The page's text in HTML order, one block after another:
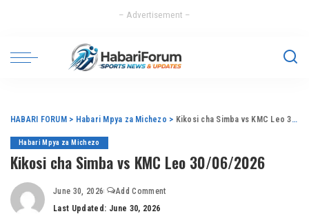
– Advertisement –
HABARI FORUM > Habari Mpya za Michezo > Kikosi cha Simba vs KMC Leo 30/06/2026
Habari Mpya za Michezo
Kikosi cha Simba vs KMC Leo 30/06/2026
June 30, 2026
Add Comment
Last Updated: June 30, 2026